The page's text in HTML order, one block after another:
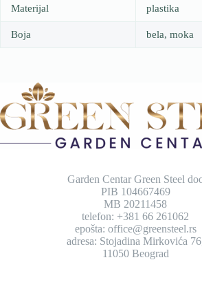
Materijal plastika
Boja bela, moka
Garden Centar Green Steel
PIB 104667469
MB 20211458
telefon: +381 66 261062
epošta: office@greensteel.rs
adresa: Stojadina Mirkovića
11050 Beograd